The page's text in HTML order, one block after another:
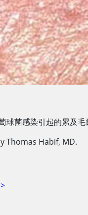
球菌感染引起的累及毛
Thomas Habif, MD.
>